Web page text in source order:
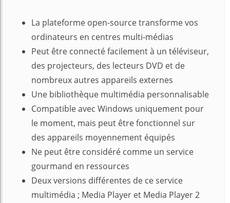
La plateforme open-source transforme vos
ordinateurs en centres multi-médias
Peut être connecté facilement à un téléviseur,
des projecteurs, des lecteurs DVD et de
nombreux autres appareils externes
Une bibliothèque multimédia personnalisable
Compatible avec Windows uniquement pour
le moment, mais peut être fonctionnel sur
des appareils moyennement équipés
Ne peut être considéré comme un service
gourmand en ressources
Deux versions différentes de ce service
multimédia ; Media Player et Media Player 2